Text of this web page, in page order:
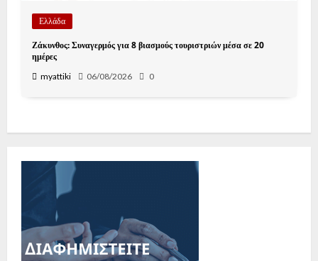
Ελλάδα
Ζάκυνθος: Συναγερμός για 8 βιασμούς τουριστριών μέσα σε 20
ημέρες
myattiki 06/08/2026 0